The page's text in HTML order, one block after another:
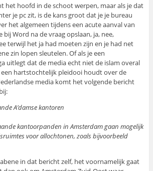
het hoofd in de schoot werpen, maar als je dat
je pc zit, is de kans groot dat je je bureau
het algemeen tijdens een acute aanval van
bij Word na de vraag opslaan, ja, nee,
terwijl het ja had moeten zijn en je had net
zin lopen sleutelen. Of als je een
uitlegt dat de media echt niet de islam overal
hartstochtelijk pleidooi houdt over de
media komt het volgende bericht
A’damse kantoren
kantoorpanden in Amsterdam gaan mogelijk
voor allochtonen, zoals bijvoorbeeld
in dat bericht zelf, het voornamelijk gaat